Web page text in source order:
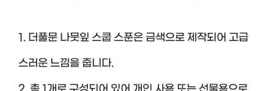
1. 더풀문 나뭇잎 스쿱 스푼은 금색으로 제작되어 고급
스러운 느낌을 줍니다.